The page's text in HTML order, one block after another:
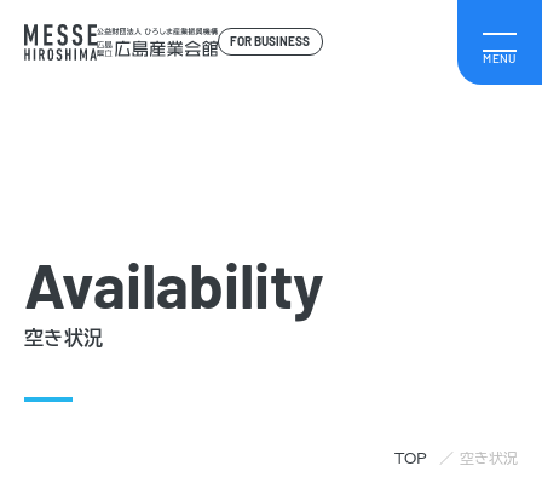
FOR BUSINESS
Availability
空き状況
TOP 空き状況